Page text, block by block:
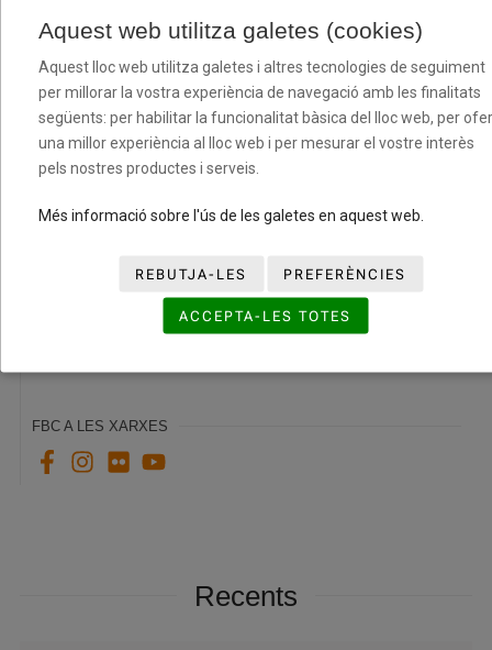
Passades que connecten persones al Centre
Penitenciari Mas d’Enric
FBC A LES XARXES
Recents
Aquest web utilitza galetes (cookies)
Aquest lloc web utilitza galetes i altres tecnologies de seguiment
per millorar la vostra experiència de navegació amb les finalitats
següents: per habilitar la funcionalitat bàsica del lloc web, per
una millor experiència al lloc web i per mesurar el vostre interès
pels nostres productes i serveis.
Més informació sobre l'ús de les galetes en aquest web.
REBUTJA-LES PREFERÈNCIES
ACCEPTA-LES TOTES